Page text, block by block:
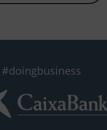
#doingbusiness